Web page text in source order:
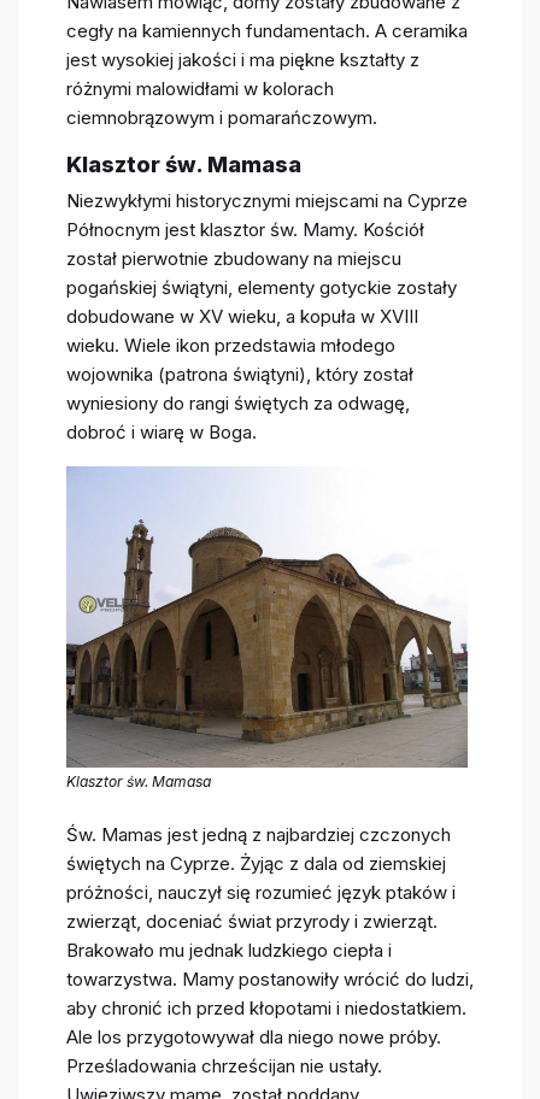
cegły na kamiennych fundamentach. A ceramika
jest wysokiej jakości i ma piękne kształty z
różnymi malowidłami w kolorach
ciemnobrązowym i pomarańczowym.
Klasztor św. Mamasa
Niezwykłymi historycznymi miejscami na Cyprze
Północnym jest klasztor św. Mamy. Kościół
został pierwotnie zbudowany na miejscu
pogańskiej świątyni, elementy gotyckie zostały
dobudowane w XV wieku, a kopuła w XVIII
wieku. Wiele ikon przedstawia młodego
wojownika (patrona świątyni), który został
wyniesiony do rangi świętych za odwagę,
dobroć i wiarę w Boga.
Klasztor św. Mamasa
Św. Mamas jest jedną z najbardziej czczonych
świętych na Cyprze. Żyjąc z dala od ziemskiej
próżności, nauczył się rozumieć język ptaków i
zwierząt, doceniać świat przyrody i zwierząt.
Brakowało mu jednak ludzkiego ciepła i
towarzystwa. Mamy postanowiły wrócić do ludzi,
aby chronić ich przed kłopotami i niedostatkiem.
Ale los przygotowywał dla niego nowe próby.
Prześladowania chrześcijan nie ustały.
Uwięziwszy mamę, został poddany